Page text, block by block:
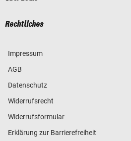
Rechtliches
Impressum
AGB
Datenschutz
Widerrufsrecht
Widerrufsformular
Erklärung zur Barrierefreiheit